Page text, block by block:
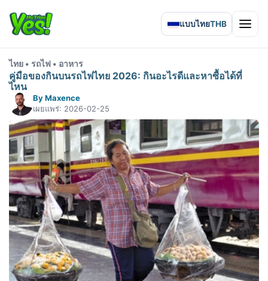
แบบไทยTHB Open
ไทย • รถไฟ • อาหาร
คู่มือของกินบนรถไฟไทย 2026: กินอะไรดีและหาซื้อได้ที่
ไหน
By Maxence
เผยแพร่: 2026-02-25